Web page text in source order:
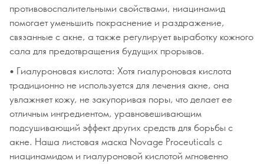
противовоспалительными свойствами, ниацинамид
помогает уменьшить покраснение и раздражение,
связанные с акне, а также регулирует выработку кожного
сала для предотвращения будущих прорывов.
• Гиалуроновая кислота: Хотя гиалуроновая кислота
традиционно не используется для лечения акне, она
увлажняет кожу, не закупоривая поры, что делает ее
отличным ингредиентом, уравновешивающим
подсушивающий эффект других средств для борьбы с
акне. Наша листовая маска Novage Proceuticals с
ниацинамидом и гиалуроновой кислотой мгновенно